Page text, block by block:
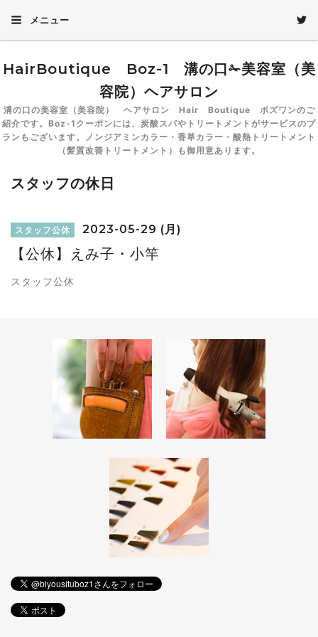
メニュー
HairBoutique Boz-1 溝の口✁美容室（美
容院）ヘアサロン
溝の口の美容室（美容院） ヘアサロン Hair Boutique ボズワンのご
紹介です。Boz-1クーポンには、炭酸スパやトリートメントがサービスのプ
ランもございます。ノンジアミンカラー・香草カラー・酸熱トリートメント
（髪質改善トリートメント）も御用意あります。
スタッフの休日
スタッフ公休 2023-05-29 (月)
【公休】えみ子・小竿
スタッフ公休